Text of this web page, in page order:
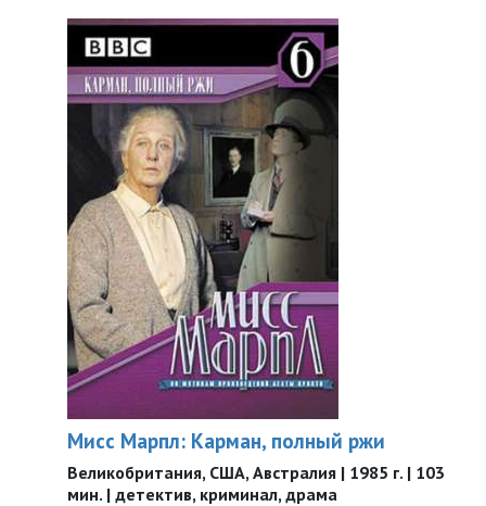
Мисс Марпл: Карман, полный ржи
Великобритания, США, Австралия | 1985 г. | 103
мин. | детектив, криминал, драма